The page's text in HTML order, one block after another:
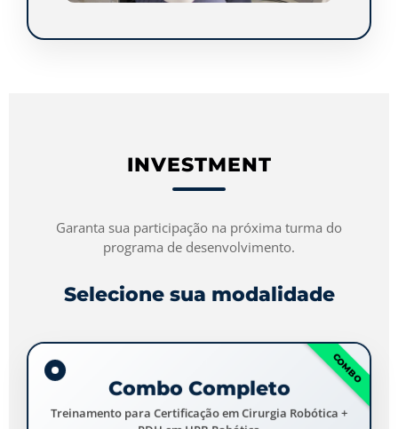
INVESTMENT
Garanta sua participação na próxima turma do
programa de desenvolvimento.
Selecione sua modalidade
COMBO
Combo Completo
Treinamento para Certificação em Cirurgia Robótica +
PDH em HPB Robótica